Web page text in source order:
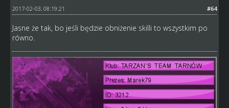
#64
2017-02-03, 08:19:21
Jasne że tak, bo jeśli będzie obniżenie skilli to wszystkim po
równo.